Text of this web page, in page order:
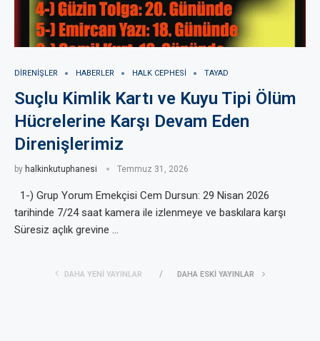
DIRENIŞLER HABERLER HALK CEPHESI TAYAD
Suçlu Kimlik Kartı ve Kuyu Tipi Ölüm
Hücrelerine Karşı Devam Eden
Direnişlerimiz
by halkinkutuphanesi Temmuz 31, 2026
1-) Grup Yorum Emekçisi Cem Dursun: 29 Nisan 2026
tarihinde 7/24 saat kamera ile izlenmeye ve baskılara karşı
Süresiz açlık grevine …
DAHA YENI YAYINLAR DAHA ESKI YAYINLAR